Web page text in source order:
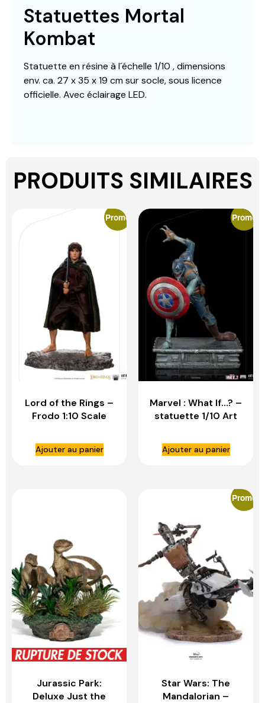
Statuettes Mortal
Kombat
Statuette en résine à l´échelle 1/10 , dimensions
env. ca. 27 x 35 x 19 cm sur socle, sous licence
officielle. Avec éclairage LED.
PRODUITS SIMILAIRES
Promo
Lord of the Rings –
Frodo 1:10 Scale
STUDIOS
Ajouter au panier
Promo
Marvel : What If…? –
statuette 1/10 Art
America Zombie –
IRON STUDIOS
Ajouter au panier
Jurassic Park:
Deluxe Just the
Promo
Star Wars: The
Mandalorian –